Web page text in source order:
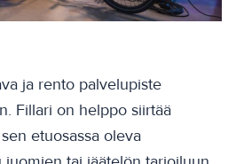
ja rento palvelupiste
Fillari on helppo siirtää
etuosassa oleva